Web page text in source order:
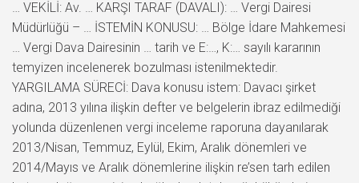
… VEKİLİ: Av. … KARŞI TARAF (DAVALI): … Vergi Dairesi
Müdürlüğü – … İSTEMİN KONUSU: … Bölge İdare Mahkemesi
… Vergi Dava Dairesinin … tarih ve E:…, K:… sayılı kararının
temyizen incelenerek bozulması istenilmektedir.
YARGILAMA SÜRECİ: Dava konusu istem: Davacı şirket
adına, 2013 yılına ilişkin defter ve belgelerin ibraz edilmediği
yolunda düzenlenen vergi inceleme raporuna dayanılarak
2013/Nisan, Temmuz, Eylül, Ekim, Aralık dönemleri ve
2014/Mayıs ve Aralık dönemlerine ilişkin re’sen tarh edilen